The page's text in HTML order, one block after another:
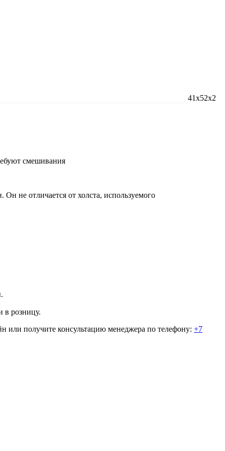
41x52x2
смешивания
не отличается от холста, используемого
в розницу.
или получите консультацию менеджера по телефону: +7